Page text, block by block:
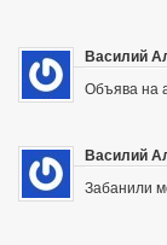
Василий
Объява на
Василий
Забанили